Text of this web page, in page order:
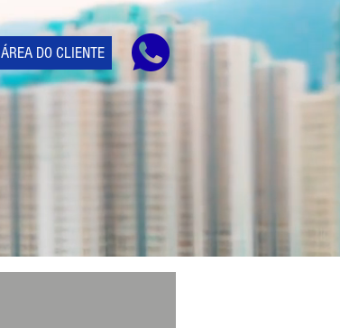
ÁREA DO CLIENTE